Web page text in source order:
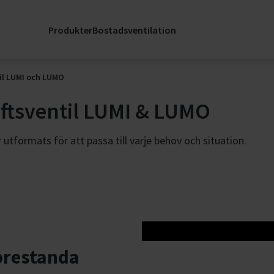
ProdukterBostadsventilation
SERVICELänk:
för mitt
Service Kontakt
och LUMO
LUMI & LUMO
utformats för att passa till varje behov och situation.